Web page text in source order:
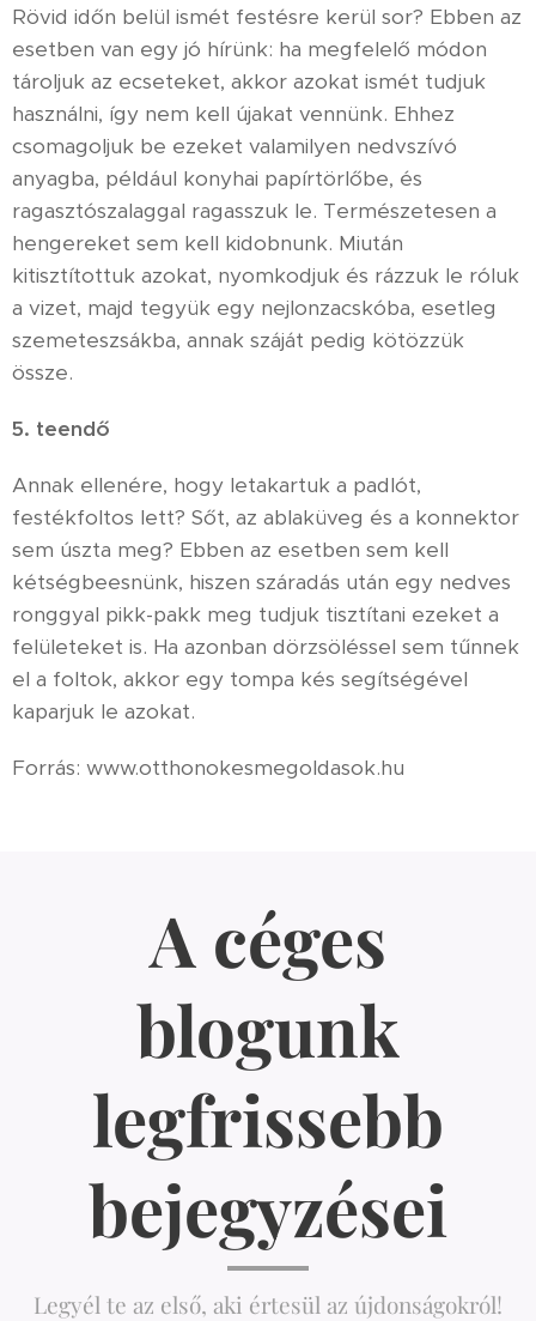
Rövid időn belül ismét festésre kerül sor? Ebben az
esetben van egy jó hírünk: ha megfelelő módon
tároljuk az ecseteket, akkor azokat ismét tudjuk
használni, így nem kell újakat vennünk. Ehhez
csomagoljuk be ezeket valamilyen nedvszívó
anyagba, például konyhai papírtörlőbe, és
ragasztószalaggal ragasszuk le. Természetesen a
hengereket sem kell kidobnunk. Miután
kitisztítottuk azokat, nyomkodjuk és rázzuk le róluk
a vizet, majd tegyük egy nejlonzacskóba, esetleg
szemeteszsákba, annak száját pedig kötözzük
össze.
5. teendő
Annak ellenére, hogy letakartuk a padlót,
festékfoltos lett? Sőt, az ablaküveg és a konnektor
sem úszta meg? Ebben az esetben sem kell
kétségbeesnünk, hiszen száradás után egy nedves
ronggyal pikk-pakk meg tudjuk tisztítani ezeket a
felületeket is. Ha azonban dörzsöléssel sem tűnnek
el a foltok, akkor egy tompa kés segítségével
kaparjuk le azokat.
Forrás: www.otthonokesmegoldasok.hu
A céges
blogunk
legfrissebb
bejegyzései
Legyél te az első, aki értesül az újdonságokról!